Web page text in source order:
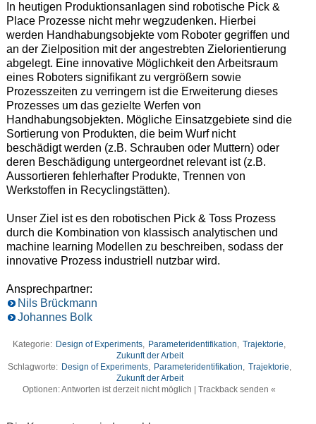
In heutigen Produktionsanlagen sind robotische Pick &
Place Prozesse nicht mehr wegzudenken. Hierbei
werden Handhabungsobjekte vom Roboter gegriffen und
an der Zielposition mit der angestrebten Zielorientierung
abgelegt. Eine innovative Möglichkeit den Arbeitsraum
eines Roboters signifikant zu vergrößern sowie
Prozesszeiten zu verringern ist die Erweiterung dieses
Prozesses um das gezielte Werfen von
Handhabungsobjekten. Mögliche Einsatzgebiete sind die
Sortierung von Produkten, die beim Wurf nicht
beschädigt werden (z.B. Schrauben oder Muttern) oder
deren Beschädigung untergeordnet relevant ist (z.B.
Aussortieren fehlerhafter Produkte, Trennen von
Werkstoffen in Recyclingstätten).
Unser Ziel ist es den robotischen Pick & Toss Prozess
durch die Kombination von klassisch analytischen und
machine learning Modellen zu beschreiben, sodass der
innovative Prozess industriell nutzbar wird.
Ansprechpartner:
Nils Brückmann
Johannes Bolk
Kategorie: Design of Experiments, Parameteridentifikation, Trajektorie,
Zukunft der Arbeit
Schlagworte: Design of Experiments, Parameteridentifikation, Trajektorie,
Zukunft der Arbeit
Optionen: Antworten ist derzeit nicht möglich | Trackback senden «